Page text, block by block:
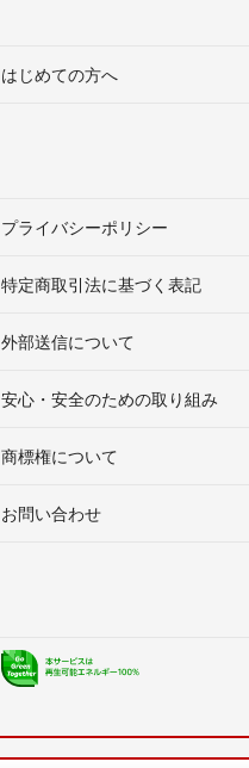
はじめての方へ
プライバシーポリシー
特定商取引法に基づく表記
外部送信について
安心・安全のための取り組み
商標権について
お問い合わせ